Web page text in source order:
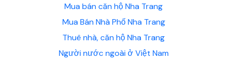
Mua bán căn hộ Nha Trang
Mua Bán Nhà Phố Nha Trang
Thuê nhà, căn hộ Nha Trang
Người nước ngoài ở Việt Nam